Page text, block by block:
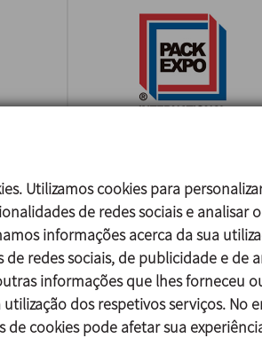
PACK EXPO
INTERNATIONAL
18/10/2026
Chicago - USA
Utilizamos cookies para
de redes sociais e analisar
informações acerca da sua
de redes sociais, de publicidade e de
informações que lhes forneceu
dos respetivos serviços. No
cookies pode afetar sua